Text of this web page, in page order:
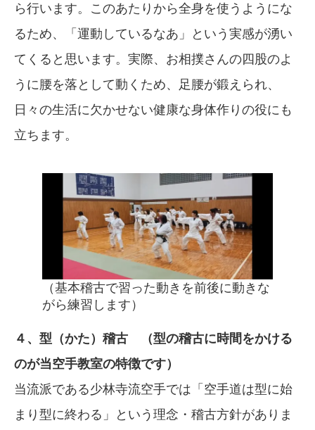
ら行います。このあたりから全身を使うようにな
るため、「運動しているなあ」という実感が湧い
てくると思います。実際、お相撲さんの四股のよ
うに腰を落として動くため、足腰が鍛えられ、
日々の生活に欠かせない健康な身体作りの役にも
立ちます。
（基本稽古で習った動きを前後に動きな
がら練習します）
４、型（かた）稽古 （型の稽古に時間をかける
のが当空手教室の特徴です）
当流派である少林寺流空手では「空手道は型に始
まり型に終わる」という理念・稽古方針がありま